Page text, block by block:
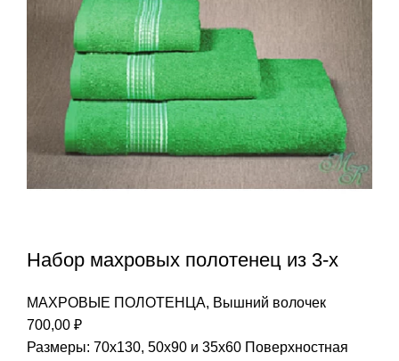
Набор махровых полотенец из 3-х
МАХРОВЫЕ ПОЛОТЕНЦА, Вышний волочек
700,00 ₽
Размеры: 70х130, 50х90 и 35х60 Поверхностная